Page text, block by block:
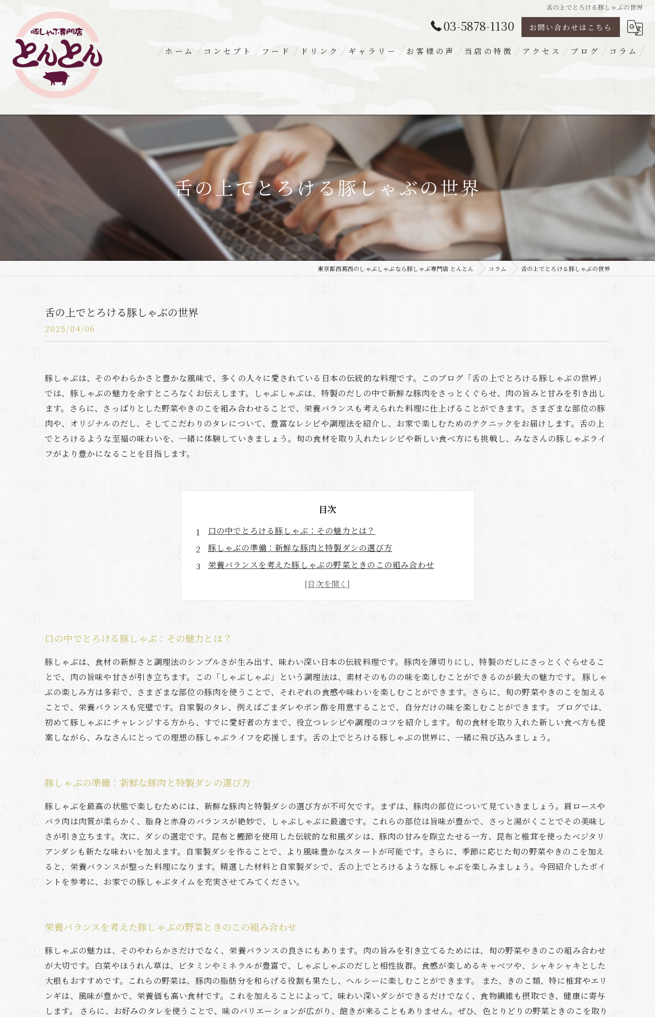
舌の上でとろける豚しゃぶの世界
03-5878-1130 お問い合わせはこちら
ホーム コンセプト フード ドリンク ギャラリー お客様の声 当店の特徴
豚肉
宴会
梅出汁
アクセス ブログ コラム
舌の上でとろける豚しゃぶの世界
東京都西葛西のしゃぶしゃぶなら豚しゃぶ専門店 とんとん コラム 舌の上でとろける豚しゃぶの世界
舌の上でとろける豚しゃぶの世界
2025/04/06
豚しゃぶは、そのやわらかさと豊かな風味で、多くの人々に愛されている日本の伝統的な料理です。このブログ「舌の上でとろける豚しゃぶの世界」
では、豚しゃぶの魅力を余すところなくお伝えします。しゃぶしゃぶは、特製のだしの中で新鮮な豚肉をさっとくぐらせ、肉の旨みと甘みを引き出し
ます。さらに、さっぱりとした野菜やきのこを組み合わせることで、栄養バランスも考えられた料理に仕上げることができます。さまざまな部位の豚
肉や、オリジナルのだし、そしてこだわりのタレについて、豊富なレシピや調理法を紹介し、お家で楽しむためのテクニックをお届けします。舌の上
でとろけるような至福の味わいを、一緒に体験していきましょう。旬の食材を取り入れたレシピや新しい食べ方にも挑戦し、みなさんの豚しゃぶライ
フがより豊かになることを目指します。
目次
口の中でとろける豚しゃぶ：その魅力とは？
豚しゃぶの準備：新鮮な豚肉と特製ダシの選び方
栄養バランスを考えた豚しゃぶの野菜ときのこの組み合わせ
とろける豚しゃぶを引き立てるオリジナルのタレの作り方
旬の食材を取り入れた豚しゃぶレシピのすすめ
舌の上でとろける幸せ：あなたの豚しゃぶライフを豊かにする方法
口の中でとろける豚しゃぶ：その魅力とは？
豚しゃぶは、食材の新鮮さと調理法のシンプルさが生み出す、味わい深い日本の伝統料理です。豚肉を薄切りにし、特製のだしにさっとくぐらせるこ
とで、肉の旨味や甘さが引き立ちます。この「しゃぶしゃぶ」という調理法は、素材そのものの味を楽しむことができるのが最大の魅力です。 豚しゃ
ぶの楽しみ方は多彩で、さまざまな部位の豚肉を使うことで、それぞれの食感や味わいを楽しむことができます。さらに、旬の野菜やきのこを加える
ことで、栄養バランスも完璧です。自家製のタレ、例えばごまダレやポン酢を用意することで、自分だけの味を楽しむことができます。 ブログでは、
初めて豚しゃぶにチャレンジする方から、すでに愛好者の方まで、役立つレシピや調理のコツを紹介します。旬の食材を取り入れた新しい食べ方も提
案しながら、みなさんにとっての理想の豚しゃぶライフを応援します。舌の上でとろける豚しゃぶの世界に、一緒に飛び込みましょう。
豚しゃぶの準備：新鮮な豚肉と特製ダシの選び方
豚しゃぶを最高の状態で楽しむためには、新鮮な豚肉と特製ダシの選び方が不可欠です。まずは、豚肉の部位について見ていきましょう。肩ロースや
バラ肉は肉質が柔らかく、脂身と赤身のバランスが絶妙で、しゃぶしゃぶに最適です。これらの部位は旨味が豊かで、さっと湯がくことでその美味し
さが引き立ちます。次に、ダシの選定です。昆布と鰹節を使用した伝統的な和風ダシは、豚肉の甘みを際立たせる一方、昆布と椎茸を使ったベジタリ
アンダシも新たな味わいを加えます。自家製ダシを作ることで、より風味豊かなスタートが可能です。さらに、季節に応じた旬の野菜やきのこを加え
ると、栄養バランスが整った料理になります。精選した材料と自家製ダシで、舌の上でとろけるような豚しゃぶを楽しみましょう。今回紹介したポイ
ントを参考に、お家での豚しゃぶタイムを充実させてみてください。
栄養バランスを考えた豚しゃぶの野菜ときのこの組み合わせ
豚しゃぶの魅力は、そのやわらかさだけでなく、栄養バランスの良さにもあります。肉の旨みを引き立てるためには、旬の野菜やきのこの組み合わせ
が大切です。白菜やほうれん草は、ビタミンやミネラルが豊富で、しゃぶしゃぶのだしと相性抜群。食感が楽しめるキャベツや、シャキシャキとした
大根もおすすめです。これらの野菜は、豚肉の脂肪分を和らげる役割も果たし、ヘルシーに楽しむことができます。 また、きのこ類、特に椎茸やエリ
ンギは、風味が豊かで、栄養価も高い食材です。これを加えることによって、味わい深いダシができるだけでなく、食物繊維も摂取でき、健康に寄与
します。 さらに、お好みのタレを使うことで、味のバリエーションが広がり、飽きが来ることもありません。ぜひ、色とりどりの野菜ときのこを取り